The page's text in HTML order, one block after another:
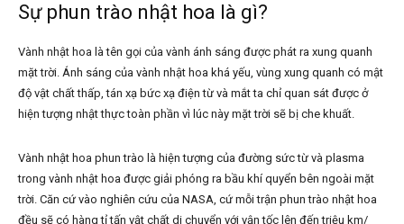
Sự phun trào nhật hoa là gì?
Vành nhật hoa là tên gọi của vành ánh sáng được phát ra xung quanh
mặt trời. Ánh sáng của vành nhật hoa khá yếu, vùng xung quanh có mật
độ vật chất thấp, tán xạ bức xạ điện từ và mắt ta chỉ quan sát được ở
hiện tượng nhật thực toàn phần vì lúc này mặt trời sẽ bị che khuất.
Vành nhật hoa phun trào là hiện tượng của đường sức từ và plasma
trong vành nhật hoa được giải phóng ra bầu khí quyển bên ngoài mặt
trời. Căn cứ vào nghiên cứu của NASA, cứ mỗi trận phun trào nhật hoa
đều sẽ có hàng tỉ tấn vật chất di chuyển với vận tốc lên đến triệu km/